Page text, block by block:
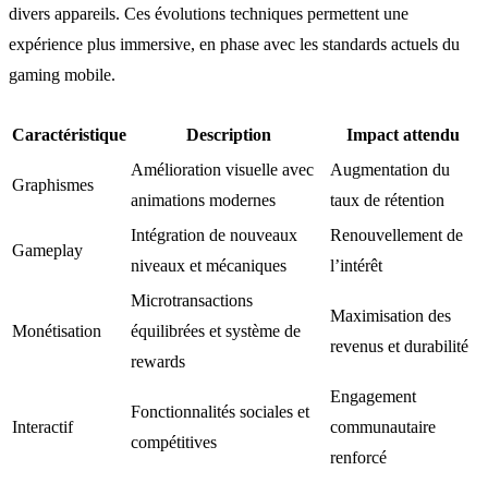
divers appareils. Ces évolutions techniques permettent une
expérience plus immersive, en phase avec les standards actuels du
gaming mobile.
Caractéristique Description Impact attendu
Graphismes
Amélioration visuelle avec
animations modernes
Augmentation du
taux de rétention
Gameplay
Intégration de nouveaux
niveaux et mécaniques
Renouvellement de
l’intérêt
Monétisation
Microtransactions
équilibrées et système de
rewards
Maximisation des
revenus et durabilité
Interactif
Fonctionnalités sociales et
compétitives
Engagement
communautaire
renforcé